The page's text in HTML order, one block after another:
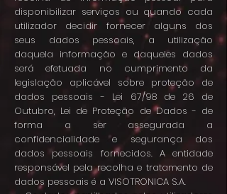
disponibilizar serviços ou quando cada
utilizador decidir fornecer alguns dos
seus dados pessoais, a utilização
daquela informação e daqueles dados
será efetuada no cumprimento da
legislação aplicável sobre proteção de
dados pessoais - Lei 67/98 de 26 de
Outubro, Lei de Proteção de Dados - de
forma a ser assegurada a
confidencialidade e segurança dos
dados pessoais fornecidos. A entidade
responsável pela recolha e tratamento de
dados pessoais é a VISOTRONICA S.A.